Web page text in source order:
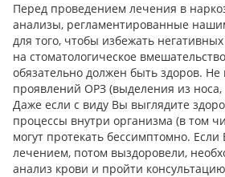
Перед проведением лечения в
анализы, регламентированные
для того, чтобы избежать
на стоматологическое
обязательно должен быть здоров. Не
проявлений ОРЗ (выделения из
Даже если с виду Вы выглядите
процессы внутри организма (в том
могут протекать бессимптомно.
лечением, потом выздоровели,
анализ крови и пройти